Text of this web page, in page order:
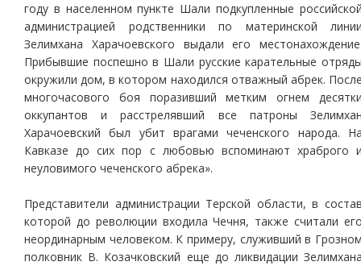
году в населенном пункте Шали подкупленные
администрацией родственники по материнской
Зелимхана Харачоевского выдали его
Прибывшие поспешно в Шали русские карательные
окружили дом, в котором находился отважный абрек.
многочасового боя поразивший метким огнем
оккупантов и расстрелявший все патроны
Харачоевский был убит врагами чеченского народа.
Кавказе до сих пор с любовью вспоминают храброго
неуловимого чеченского абрека».
Представители администрации Терской области, в
которой до революции входила Чечня, также считали
неординарным человеком. К примеру, служивший в
полковник В. Козачковский еще до ликвидации